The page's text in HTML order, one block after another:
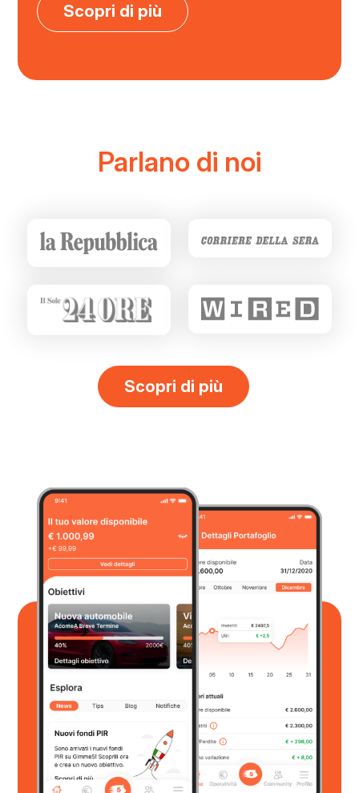
Scopri di più
Gimme5
Parlano di noi
Scopri di più sulla
nostra